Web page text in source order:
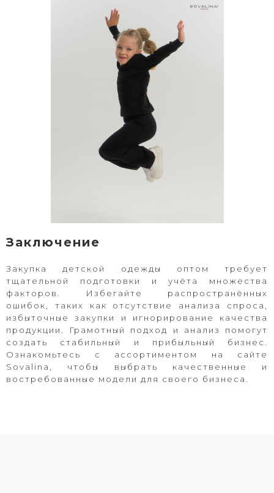
Заключение
Закупка детской одежды оптом требует
тщательной подготовки и учёта множества
факторов. Избегайте распространённых
ошибок, таких как отсутствие анализа спроса,
избыточные закупки и игнорирование качества
продукции. Грамотный подход и анализ помогут
создать стабильный и прибыльный бизнес.
Ознакомьтесь с ассортиментом на сайте
Sovalina
, чтобы выбрать качественные и
востребованные модели для своего бизнеса.